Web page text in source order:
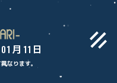
01 月 11 日
なります。